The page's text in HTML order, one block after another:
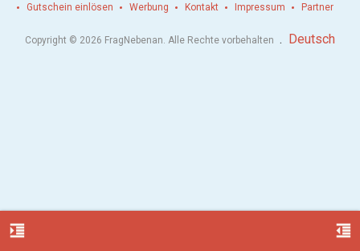
format_indent_increase format_indent_decrease
Gutschein einlösen
Werbung Kontakt Impressum Partner
Copyright © 2026 FragNebenan. Alle Rechte vorbehalten . Deutsch